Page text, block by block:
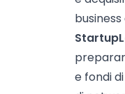
e fondi